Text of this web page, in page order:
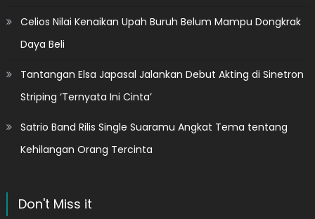
Celios Nilai Kenaikan Upah Buruh Belum Mampu Dongkrak
Daya Beli
Tantangan Elsa Japasal Jalankan Debut Akting di Sinetron
Striping ‘Ternyata Ini Cinta’
Satrio Band Rilis Single Suaramu Angkat Tema tentang
Kehilangan Orang Tercinta
Don't Miss it